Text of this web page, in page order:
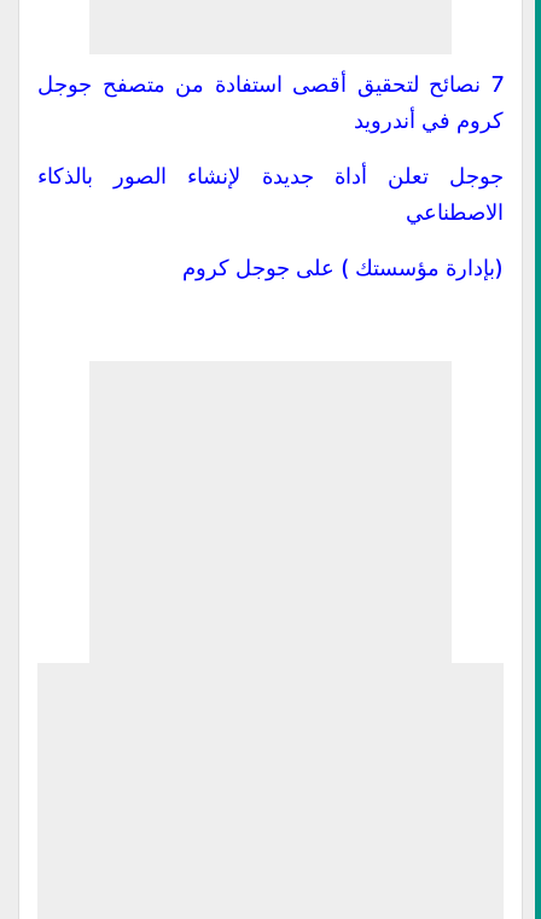
7 نصائح لتحقيق أقصى استفادة من متصفح جوجل
كروم في أندرويد
جوجل تعلن أداة جديدة لإنشاء الصور بالذكاء
الاصطناعي
(بإدارة مؤسستك ) على جوجل كروم